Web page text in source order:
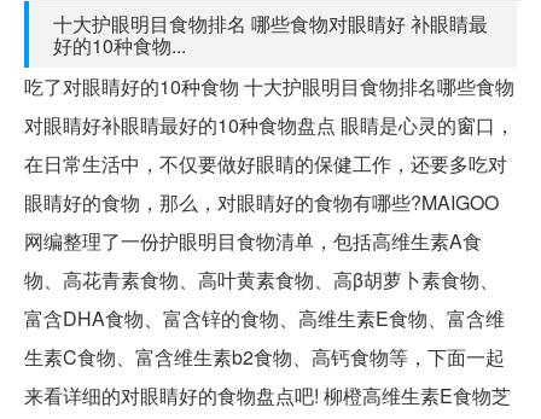
十大护眼明目食物排名 哪些食物对眼睛好 补眼睛最
好的10种食物...
吃了对眼睛好的10种食物 十大护眼明目食物排名哪些食物
对眼睛好补眼睛最好的10种食物盘点 眼睛是心灵的窗口，
在日常生活中，不仅要做好眼睛的保健工作，还要多吃对
眼睛好的食物，那么，对眼睛好的食物有哪些?MAIGOO
网编整理了一份护眼明目食物清单，包括高维生素A食
物、高花青素食物、高叶黄素食物、高β胡萝卜素食物、
富含DHA食物、富含锌的食物、高维生素E食物、富含维
生素C食物、富含维生素b2食物、高钙食物等，下面一起
来看详细的对眼睛好的食物盘点吧! 柳橙高维生素E食物芝